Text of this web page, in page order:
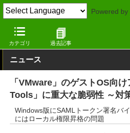
Powered by
カテゴリ 過去記事
窓の杜 セキュリティ
ニュース
「VMware」のゲストOS向
Tools」に重大な脆弱性 ～対
Windows版にSAMLトークン署名バ
にはローカル権限昇格の問題